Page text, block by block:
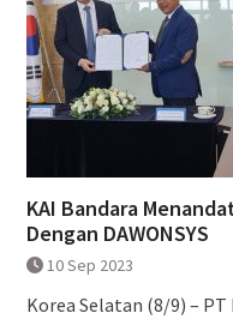
KAI Bandara
Dengan DAWONSYS
10 Sep 2023
Korea Selatan (8/9) –